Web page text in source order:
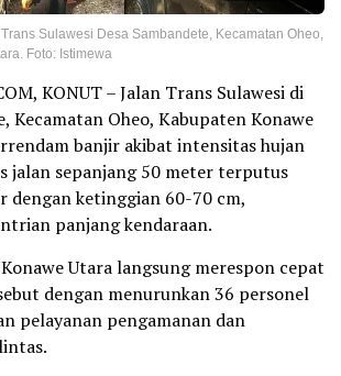
Sulawesi Desa Sambandete, Kecamatan Oheo,
Foto: Istimewa
KONUT – Jalan Trans Sulawesi di
Kecamatan Oheo, Kabupaten Konawe
banjir akibat intensitas hujan
jalan sepanjang 50 meter terputus
dengan ketinggian 60-70 cm,
panjang kendaraan.
Utara langsung merespon cepat
dengan menurunkan 36 personel
pelayanan pengamanan dan